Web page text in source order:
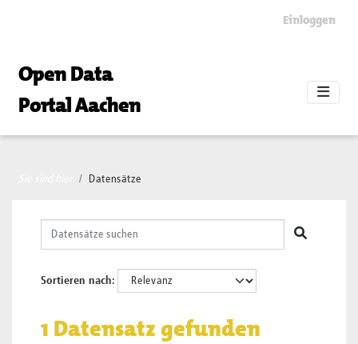
Einloggen
Open Data
Portal Aachen
Datensätze
Sortieren nach
1 Datensatz gefunden